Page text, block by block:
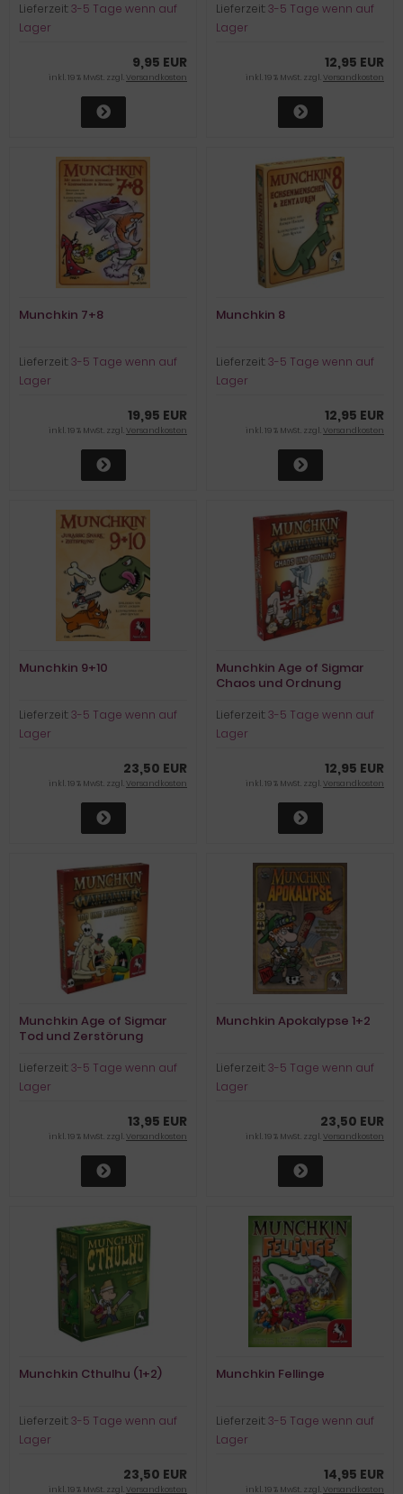
Lieferzeit:3-5 Tage wenn auf
Lager
9,95 EUR
inkl. 19 % MwSt. zzgl.Versandkosten
Lieferzeit:3-5 Tage wenn auf
Lager
12,95 EUR
inkl. 19 % MwSt. zzgl.Versandkosten
Munchkin 7+8
Lieferzeit:3-5 Tage wenn auf
Lager
19,95 EUR
inkl. 19 % MwSt. zzgl.Versandkosten
Munchkin 8
Lieferzeit:3-5 Tage wenn auf
Lager
12,95 EUR
inkl. 19 % MwSt. zzgl.Versandkosten
Munchkin 9+10
Lieferzeit:3-5 Tage wenn auf
Lager
23,50 EUR
inkl. 19 % MwSt. zzgl.Versandkosten
Munchkin Age of Sigmar
Chaos und Ordnung
Lieferzeit:3-5 Tage wenn auf
Lager
12,95 EUR
inkl. 19 % MwSt. zzgl.Versandkosten
Munchkin Age of Sigmar
Tod und Zerstörung
Lieferzeit:3-5 Tage wenn auf
Lager
13,95 EUR
inkl. 19 % MwSt. zzgl.Versandkosten
Munchkin Apokalypse 1+2
Lieferzeit:3-5 Tage wenn auf
Lager
23,50 EUR
inkl. 19 % MwSt. zzgl.Versandkosten
Munchkin Cthulhu (1+2)
Lieferzeit:3-5 Tage wenn auf
Lager
23,50 EUR
inkl. 19 % MwSt. zzgl.Versandkosten
Munchkin Fellinge
Lieferzeit:3-5 Tage wenn auf
Lager
14,95 EUR
inkl. 19 % MwSt. zzgl.Versandkosten